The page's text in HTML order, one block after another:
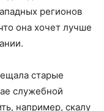
регионов
она хочет лучше
старые
служебной
например, скалу